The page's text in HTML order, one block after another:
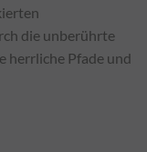
die unberührte
herrliche Pfade und